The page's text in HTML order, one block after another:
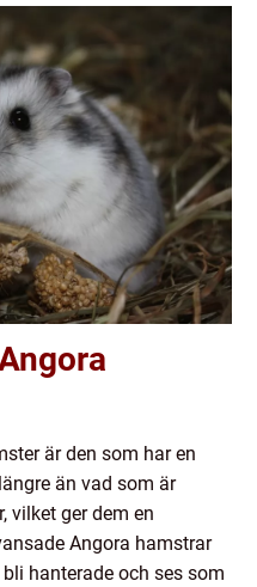
är den som har en
än vad som är
vilket ger dem en
Angora hamstrar
hanterade och ses som